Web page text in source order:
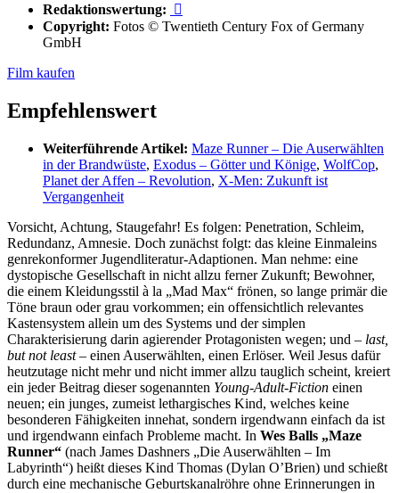
Redaktionswertung:

Copyright: Fotos © Twentieth Century Fox of Germany
GmbH
Film kaufen
Empfehlenswert
Weiterführende Artikel: Maze Runner – Die Auserwählten
in der Brandwüste, Exodus – Götter und Könige, WolfCop,
Planet der Affen – Revolution, X-Men: Zukunft ist
Vergangenheit
Vorsicht, Achtung, Staugefahr! Es folgen: Penetration, Schleim,
Redundanz, Amnesie. Doch zunächst folgt: das kleine Einmaleins
genrekonformer Jugendliteratur-Adaptionen. Man nehme: eine
dystopische Gesellschaft in nicht allzu ferner Zukunft; Bewohner,
die einem Kleidungsstil à la „Mad Max“ frönen, so lange primär die
Töne braun oder grau vorkommen; ein offensichtlich relevantes
Kastensystem allein um des Systems und der simplen
Charakterisierung darin agierender Protagonisten wegen; und – last,
but not least– einen Auserwählten, einen Erlöser. Weil Jesus dafür
heutzutage nicht mehr und nicht immer allzu tauglich scheint, kreiert
ein jeder Beitrag dieser sogenannten Young-Adult-Fiction einen
neuen; ein junges, zumeist lethargisches Kind, welches keine
besonderen Fähigkeiten innehat, sondern irgendwann einfach da ist
und irgendwann einfach Probleme macht. In Wes Balls „Maze
Runner“ (nach James Dashners „Die Auserwählten – Im
Labyrinth“) heißt dieses Kind Thomas (Dylan O’Brien) und schießt
durch eine mechanische Geburtskanalröhre ohne Erinnerungen in